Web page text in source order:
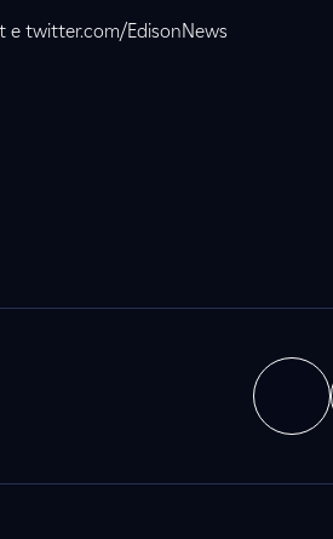
e twitter.com/EdisonNews